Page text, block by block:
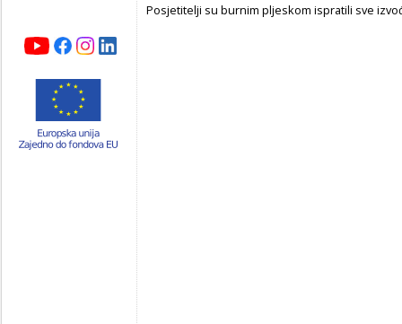
Posjetitelji su burnim pljeskom ispratili sve